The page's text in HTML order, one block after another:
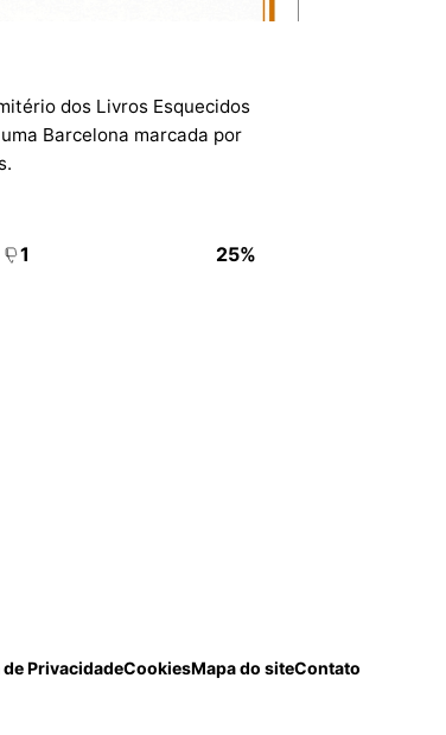
dos Livros Esquecidos
Barcelona marcada por
1 25%
PrivacidadeCookiesMapa do siteContato